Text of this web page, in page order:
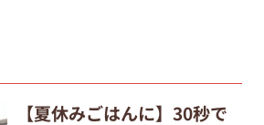
【夏休みごはんに】30秒で